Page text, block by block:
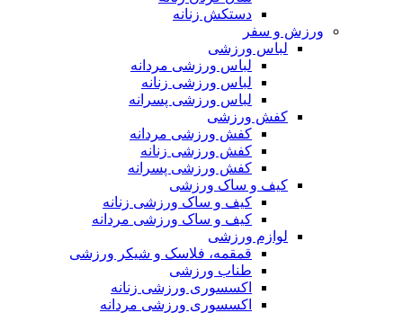
دستکش زنانه
ورزش و سفر
لباس ورزشی
لباس ورزشی مردانه
لباس ورزشی زنانه
لباس ورزشی پسرانه
کفش ورزشی
کفش ورزشی مردانه
کفش ورزشی زنانه
کفش ورزشی پسرانه
کیف و ساک ورزشی
کیف و ساک ورزشی زنانه
کیف و ساک ورزشی مردانه
لوازم ورزشی
قمقمه، فلاسک و شیکر ورزشی
طناب ورزشی
اکسسوری ورزشی زنانه
اکسسوری ورزشی مردانه